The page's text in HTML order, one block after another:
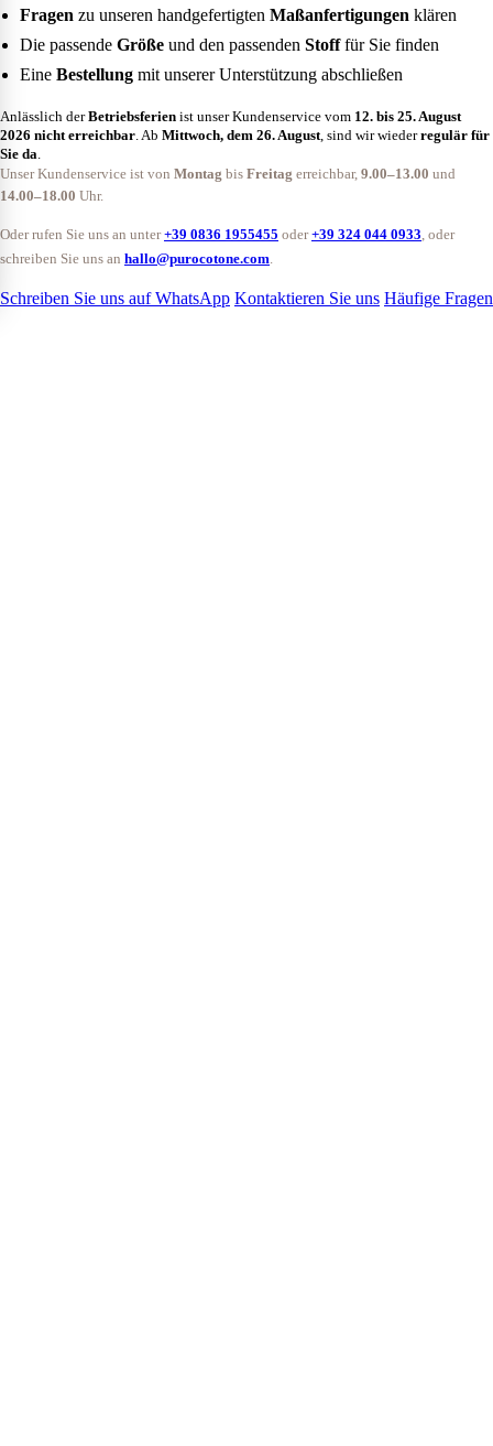
Fragen zu unseren handgefertigten Maßanfertigungen klären
Die passende Größe und den passenden Stofffür Sie finden
Eine Bestellung mit unserer Unterstützung abschließen
Anlässlich derBetriebsferien ist unser Kundenservice vom 12. bis 25. August
2026 nicht erreichbar . Ab Mittwoch, dem 26. August , sind wir wiederregulär für
Sie da
Unser Kundenservice ist von Montag bis Freitag erreichbar, 9.00–13.00 und
14.00–18.00 Uhr.
Oder rufen Sie uns an unter+39 0836 1955455 oder+39 324 044 0933 , oder
schreiben Sie uns an hallo@purocotone.com
Schreiben Sie uns auf WhatsApp Kontaktieren Sie uns Häufige Fragen